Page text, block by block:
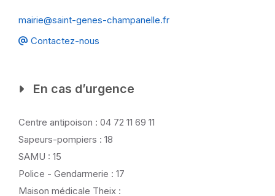
mairie@saint-genes-champanelle.fr
Contactez-nous
En cas d’urgence
Centre antipoison : 04 72 11 69 11
Sapeurs-pompiers : 18
SAMU : 15
Police - Gendarmerie : 17
Maison médicale Theix :